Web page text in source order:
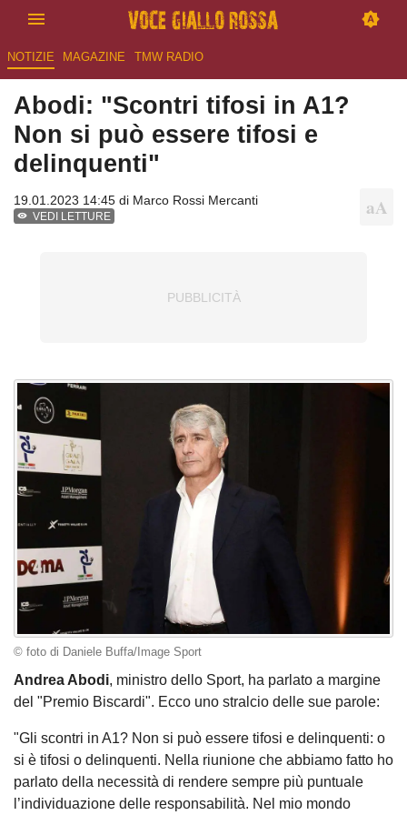
NOTIZIE MAGAZINE TMW RADIO
Abodi: "Scontri tifosi in A1?
Non si può essere tifosi e
delinquenti"
19.01.2023 14:45 di Marco Rossi Mercanti
VEDI LETTURE
© foto di Daniele Buffa/Image Sport
Andrea Abodi, ministro dello Sport, ha parlato a margine
del "Premio Biscardi". Ecco uno stralcio delle sue parole:
"Gli scontri in A1? Non si può essere tifosi e delinquenti: o
si è tifosi o delinquenti. Nella riunione che abbiamo fatto ho
parlato della necessità di rendere sempre più puntuale
l’individuazione delle responsabilità. Nel mio mondo